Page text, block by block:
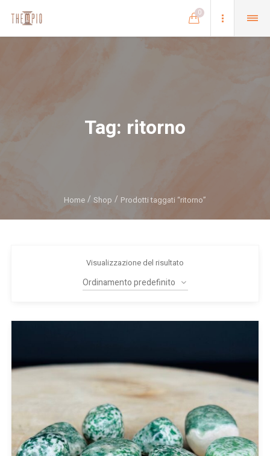
0
Tag: ritorno
Home Shop Prodotti taggati “ritorno”
Visualizzazione del risultato